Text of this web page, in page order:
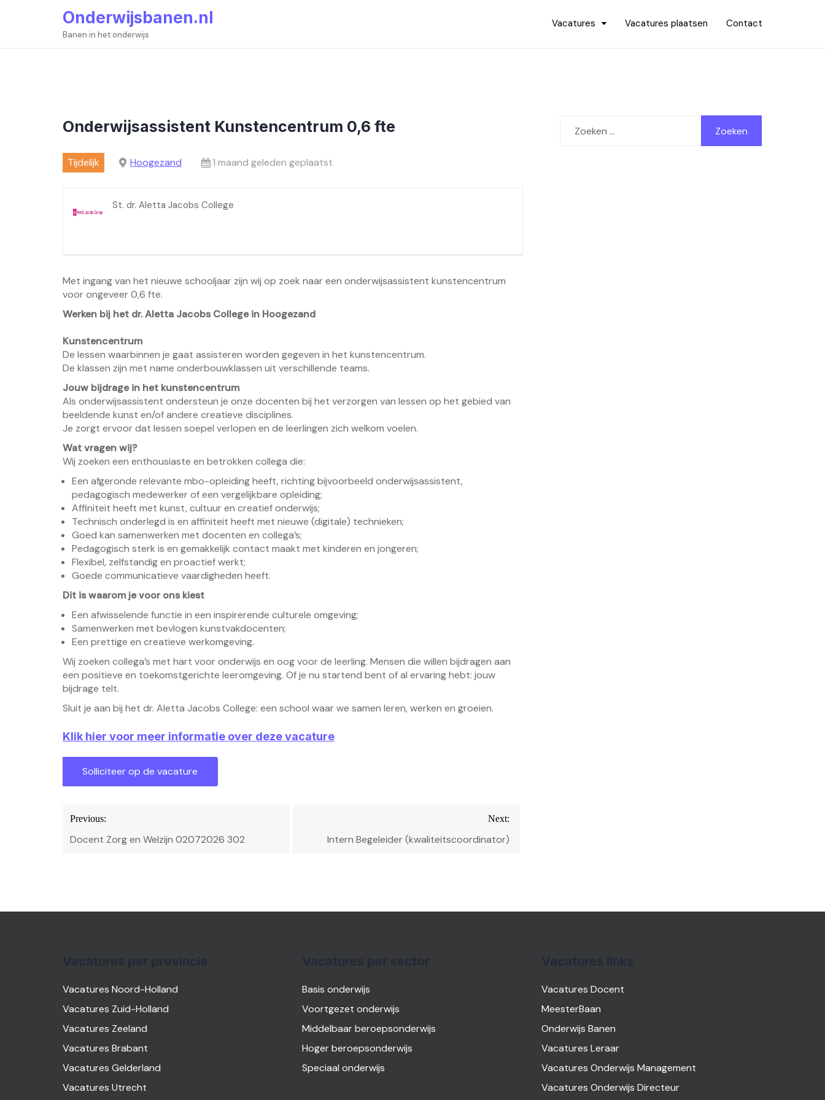
Onderwijsbanen.nl
Banen in het onderwijs
Vacatures Vacatures plaatsen Contact
Onderwijsassistent Kunstencentrum 0,6 fte
Tijdelijk Hoogezand 1 maand geleden geplaatst
St. dr. Aletta Jacobs College
Met ingang van het nieuwe schooljaar zijn wij op zoek naar een onderwijsassistent kunstencentrum
voor ongeveer 0,6 fte.
Werken bij het dr. Aletta Jacobs College in Hoogezand
Kunstencentrum
De lessen waarbinnen je gaat assisteren worden gegeven in het kunstencentrum.
De klassen zijn met name onderbouwklassen uit verschillende teams.
Jouw bijdrage in het kunstencentrum
Als onderwijsassistent ondersteun je onze docenten bij het verzorgen van lessen op het gebied van
beeldende kunst en/of andere creatieve disciplines.
Je zorgt ervoor dat lessen soepel verlopen en de leerlingen zich welkom voelen.
Wat vragen wij?
Wij zoeken een enthousiaste en betrokken collega die:
Een afgeronde relevante mbo-opleiding heeft, richting bijvoorbeeld onderwijsassistent,
pedagogisch medewerker of een vergelijkbare opleiding;
Affiniteit heeft met kunst, cultuur en creatief onderwijs;
Technisch onderlegd is en affiniteit heeft met nieuwe (digitale) technieken;
Goed kan samenwerken met docenten en collega’s;
Pedagogisch sterk is en gemakkelijk contact maakt met kinderen en jongeren;
Flexibel, zelfstandig en proactief werkt;
Goede communicatieve vaardigheden heeft.
Dit is waarom je voor ons kiest
Een afwisselende functie in een inspirerende culturele omgeving;
Samenwerken met bevlogen kunstvakdocenten;
Een prettige en creatieve werkomgeving.
Wij zoeken collega’s met hart voor onderwijs en oog voor de leerling. Mensen die willen bijdragen aan
een positieve en toekomstgerichte leeromgeving. Of je nu startend bent of al ervaring hebt: jouw
bijdrage telt.
Sluit je aan bij het dr. Aletta Jacobs College: een school waar we samen leren, werken en groeien.
Klik hier voor meer informatie over deze vacature
Bericht
navigatie
Previous:
Docent Zorg en Welzijn 02072026 302
Next:
Intern Begeleider (kwaliteitscoordinator)
naar:
Vacatures Noord-Holland
Vacatures Zuid-Holland
Vacatures Zeeland
Vacatures Brabant
Vacatures Gelderland
Vacatures Utrecht
Basis onderwijs
Voortgezet onderwijs
Middelbaar beroepsonderwijs
Hoger beroepsonderwijs
Speciaal onderwijs
Vacatures Docent
MeesterBaan
Onderwijs Banen
Vacatures Leraar
Vacatures Onderwijs Management
Vacatures Onderwijs Directeur